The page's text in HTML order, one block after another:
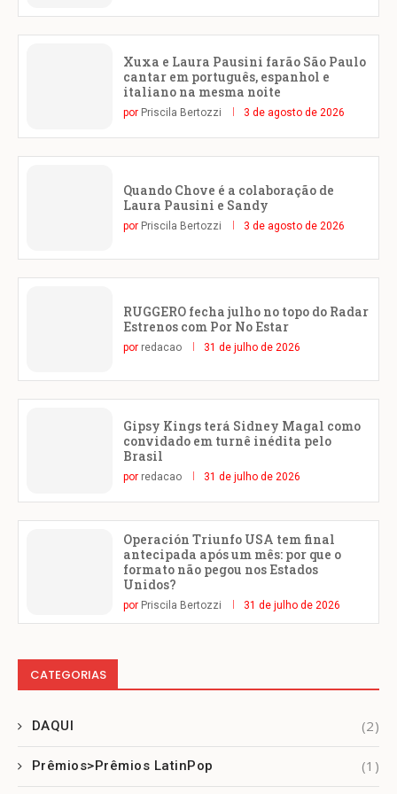
Xuxa e Laura Pausini farão São Paulo
cantar em português, espanhol e
italiano na mesma noite
por Priscila Bertozzi 3 de agosto de 2026
Quando Chove é a colaboração de
Laura Pausini e Sandy
por Priscila Bertozzi 3 de agosto de 2026
RUGGERO fecha julho no topo do Radar
Estrenos com Por No Estar
por redacao 31 de julho de 2026
Gipsy Kings terá Sidney Magal como
convidado em turnê inédita pelo
Brasil
por redacao 31 de julho de 2026
Operación Triunfo USA tem final
antecipada após um mês: por que o
formato não pegou nos Estados
Unidos?
por Priscila Bertozzi 31 de julho de 2026
CATEGORIAS
DAQUI (2)
Prêmios>Prêmios LatinPop (1)